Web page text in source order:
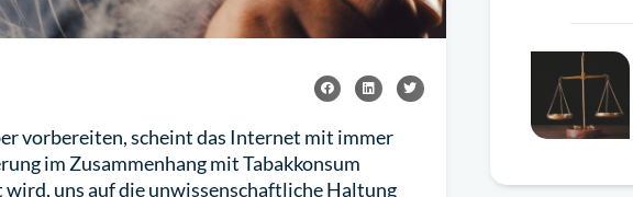
vorbereiten, scheint das Internet mit immer
im Zusammenhang mit Tabakkonsum
uns auf die unwissenschaftliche Haltung